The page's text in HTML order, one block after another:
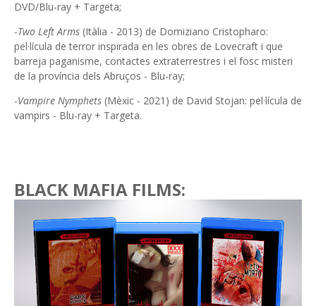
DVD/Blu-ray + Targeta;
-Two Left Arms (Itàlia - 2013) de Domiziano Cristopharo:
pel·lícula de terror inspirada en les obres de Lovecraft i que
barreja paganisme, contactes extraterrestres i el fosc misteri
de la província dels Abruços - Blu-ray;
-Vampire Nymphets (Mèxic - 2021) de David Stojan: pel·lícula de
vampirs - Blu-ray + Targeta.
BLACK MAFIA FILMS: